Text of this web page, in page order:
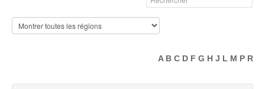
Une bonne adresse en Drome
A B C D F G H J L M P R